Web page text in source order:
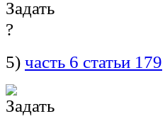
5) часть 6 статьи 179